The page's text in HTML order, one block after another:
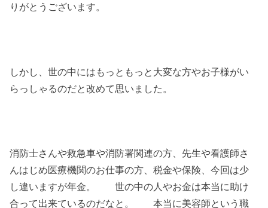
りがとうございます。
しかし、世の中にはもっともっと大変な方やお子様がい
らっしゃるのだと改めて思いました。
消防士さんや救急車や消防署関連の方、先生や看護師さ
んはじめ医療機関のお仕事の方、税金や保険、今回は少
し違いますが年金。 世の中の人やお金は本当に助け
合って出来ているのだなと。 本当に美容師という職